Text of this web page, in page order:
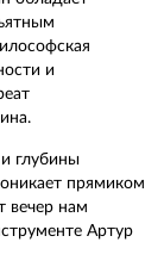
и
глубины
прямиком
вечер нам
Артур